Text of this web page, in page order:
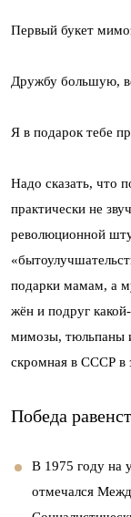
Первый букет
Дружбу большую,
Я в подарок тебе
Надо сказать, что
практически не
революционной
подарки мамам, а
жён и подруг
мимозы, тюльпаны
скромная в СССР в
Победа
В 1975 году на
отмечался